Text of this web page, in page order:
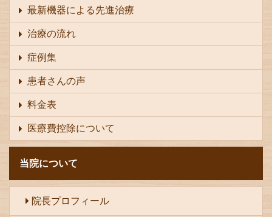
最新機器による先進治療
治療の流れ
症例集
患者さんの声
料金表
医療費控除について
当院について
院長プロフィール